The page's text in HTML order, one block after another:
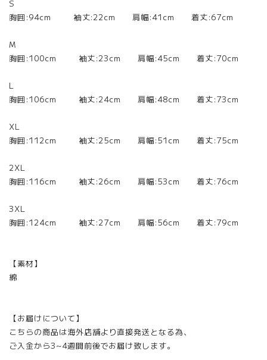
S
胸囲:94cm 袖丈:22cm 肩幅:41cm 着丈:67cm
M
胸囲:100cm 袖丈:23cm 肩幅:45cm 着丈:70cm
L
胸囲:106cm 袖丈:24cm 肩幅:48cm 着丈:73cm
XL
胸囲:112cm 袖丈:25cm 肩幅:51cm 着丈:75cm
2XL
胸囲:116cm 袖丈:26cm 肩幅:53cm 着丈:76cm
3XL
胸囲:124cm 袖丈:27cm 肩幅:56cm 着丈:79cm
【素材】
綿
【お届けについて】
こちらの商品は海外店舗より直接発送となる為、
ご入金から3~4週間前後でお届け致します。